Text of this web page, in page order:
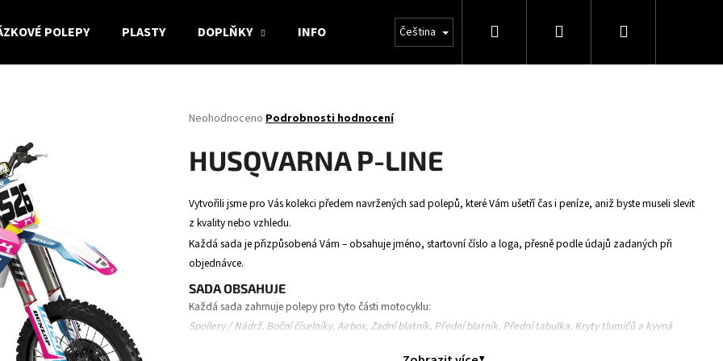
POLEPY PLASTY DOPLŇKY INFO Čeština Hledat PřihlášeníNákupní
Průměrné
produktu
je
5
hvězdiček.
Neohodnoceno Podrobnosti hodnocení
HUSQVARNA P-LINE
Vytvořili jsme pro Vás kolekci předem navržených sad polepů, které Vám ušetří čas i peníze, aniž byste museli slevit
z kvality nebo vzhledu.
Každá sada je přizpůsobená Vám – obsahuje jméno, startovní číslo a loga, přesně podle údajů zadaných při
objednávce.
SADA OBSAHUJE
Každá sada zahrnuje polepy pro tyto části motocyklu:
Spoilery / Nádrž, Boční číselníky, Airbox, Zadní blatník, Přední blatník, Přední tabulka, Kryty tlumičů a kyvná
HLEDAT